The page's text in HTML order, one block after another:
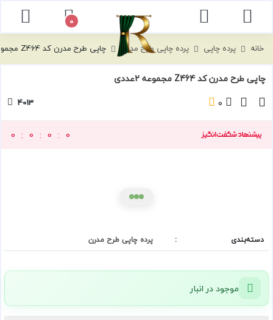
0
خانه پرده چاپی پرده چاپی طرح مدرن چاپی طرح مدرن کد Z464 مجموعه 2عددی
چاپی طرح مدرن کد Z464 مجموعه 2عددی
4013
0 0 0 0
دسته‌بندی : پرده چاپی طرح مدرن
موجود در انبار
توضیحات نظرات